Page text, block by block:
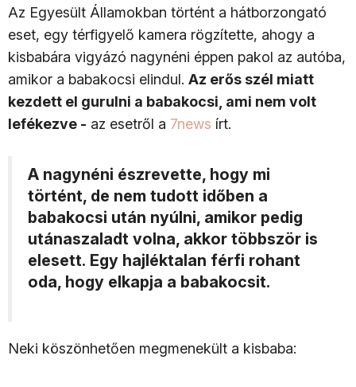
Az Egyesült Államokban történt a hátborzongató
eset, egy térfigyelő kamera rögzítette, ahogy a
kisbabára vigyázó nagynéni éppen pakol az autóba,
amikor a babakocsi elindul. Az erős szél miatt
kezdett el gurulni a babakocsi, ami nem volt
lefékezve - az esetről a 7news írt.
A nagynéni észrevette, hogy mi
történt, de nem tudott időben a
babakocsi után nyúlni, amikor pedig
utánaszaladt volna, akkor többször is
elesett. Egy hajléktalan férfi rohant
oda, hogy elkapja a babakocsit.
Neki köszönhetően megmenekült a kisbaba: